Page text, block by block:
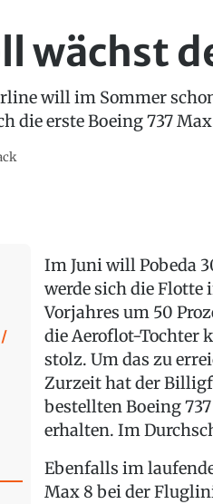
wächst
will im Sommer
die erste Boeing 737
Im Juni will Pobeda
werde sich die Flotte
Vorjahres um 50
die Aeroflot-Tochter
stolz. Um das zu
Zurzeit hat der
bestellten Boeing
erhalten. Im
Ebenfalls im
Max 8 bei der